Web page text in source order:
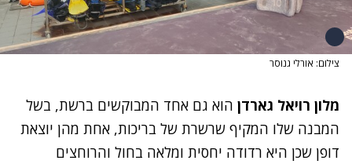
צילום: אורלי גנוסר
מלון רויאל גארדן הוא גם אחד המבוקשים ברשת, בשל
המבנה שלו המקיף שרשרת של בריכות, אחת מהן יוצאת
דופן שכן היא רדודה יחסית ומלאה בחול והרוחצים